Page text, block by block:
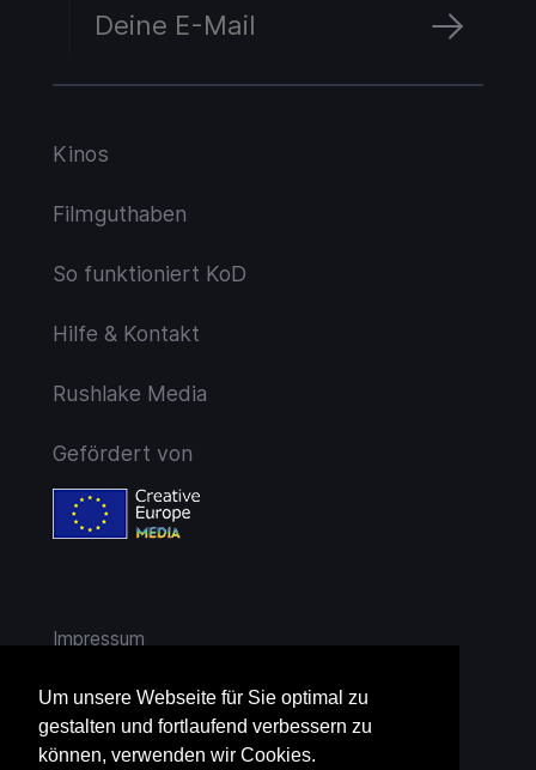
Um unsere Webseite für Sie optimal zu
gestalten und fortlaufend verbessern zu
können, verwenden wir Cookies.
Kinos
Filmguthaben
So funktioniert KoD
Hilfe & Kontakt
Rushlake Media
Gefördert von
Impressum
AGB
Widerruf